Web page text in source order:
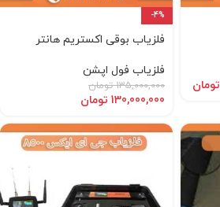
تومان
-4%
فلزیاب بوقی اکستریم هانتر
فلزیاب فول اپشن
135,000,000 تومان
130,000,000 تومان